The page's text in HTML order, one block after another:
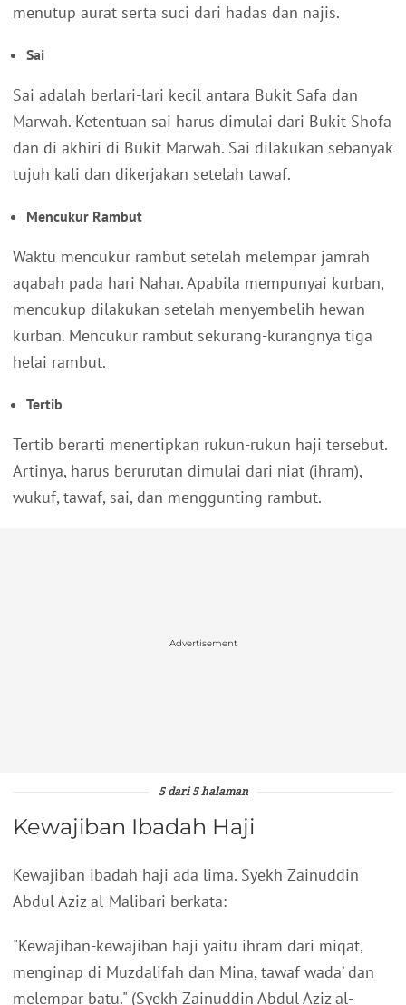
menutup aurat serta suci dari hadas dan najis.
Sai
Sai adalah berlari-lari kecil antara Bukit Safa dan
Marwah. Ketentuan sai harus dimulai dari Bukit Shofa
dan di akhiri di Bukit Marwah. Sai dilakukan sebanyak
tujuh kali dan dikerjakan setelah tawaf.
Mencukur Rambut
Waktu mencukur rambut setelah melempar jamrah
aqabah pada hari Nahar. Apabila mempunyai kurban,
mencukup dilakukan setelah menyembelih hewan
kurban. Mencukur rambut sekurang-kurangnya tiga
helai rambut.
Tertib
Tertib berarti menertipkan rukun-rukun haji tersebut.
Artinya, harus berurutan dimulai dari niat (ihram),
wukuf, tawaf, sai, dan menggunting rambut.
Advertisement
5 dari 5 halaman
Kewajiban Ibadah Haji
Kewajiban ibadah haji ada lima. Syekh Zainuddin
Abdul Aziz al-Malibari berkata:
"Kewajiban-kewajiban haji yaitu ihram dari miqat,
menginap di Muzdalifah dan Mina, tawaf wada’ dan
melempar batu." (Syekh Zainuddin Abdul Aziz al-